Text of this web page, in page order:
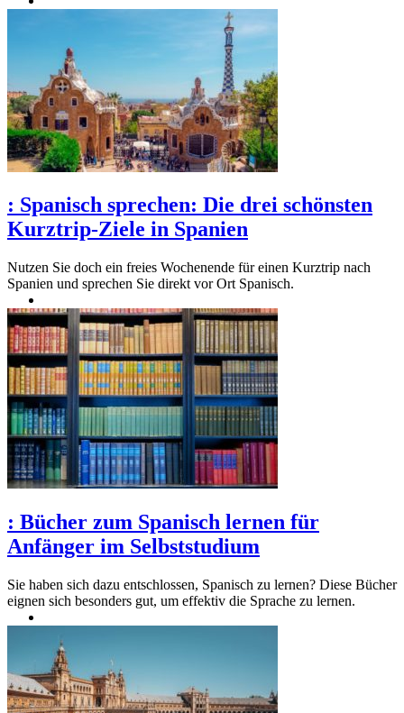
: Spanisch sprechen: Die drei schönsten
Kurztrip-Ziele in Spanien
Nutzen Sie doch ein freies Wochenende für einen Kurztrip nach
Spanien und sprechen Sie direkt vor Ort Spanisch.
: Bücher zum Spanisch lernen für
Anfänger im Selbststudium
Sie haben sich dazu entschlossen, Spanisch zu lernen? Diese Bücher
eignen sich besonders gut, um effektiv die Sprache zu lernen.